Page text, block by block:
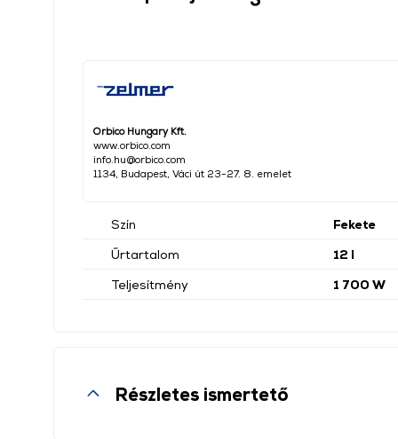
Orbico Hungary Kft.
www.orbico.com
info.hu@orbico.com
1134, Budapest, Váci út 23-27. 8. emelet
Szín
Fekete
Űrtartalom
12 l
Teljesítmény
1 700 W
Részletes ismertető